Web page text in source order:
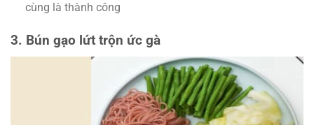
cùng là thành công
3. Bún gạo lứt trộn ức gà